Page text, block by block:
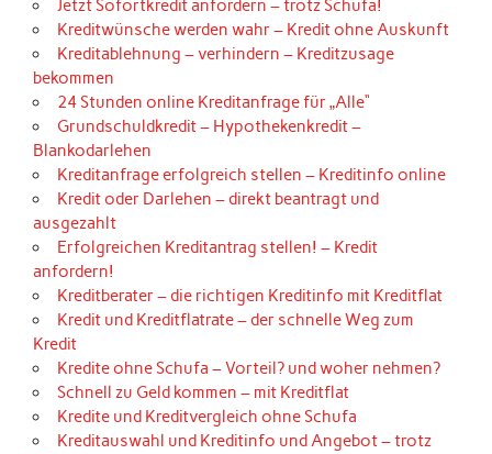
Jetzt Sofortkredit anfordern – trotz Schufa!
Kreditwünsche werden wahr – Kredit ohne Auskunft
Kreditablehnung – verhindern – Kreditzusage
bekommen
24 Stunden online Kreditanfrage für „Alle“
Grundschuldkredit – Hypothekenkredit –
Blankodarlehen
Kreditanfrage erfolgreich stellen – Kreditinfo online
Kredit oder Darlehen – direkt beantragt und
ausgezahlt
Erfolgreichen Kreditantrag stellen! – Kredit
anfordern!
Kreditberater – die richtigen Kreditinfo mit Kreditflat
Kredit und Kreditflatrate – der schnelle Weg zum
Kredit
Kredite ohne Schufa – Vorteil? und woher nehmen?
Schnell zu Geld kommen – mit Kreditflat
Kredite und Kreditvergleich ohne Schufa
Kreditauswahl und Kreditinfo und Angebot – trotz